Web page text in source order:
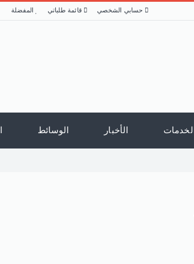
حسابي الشخصي قائمة طلباتي المفضلة
الخدمات الأخبار الوسائط